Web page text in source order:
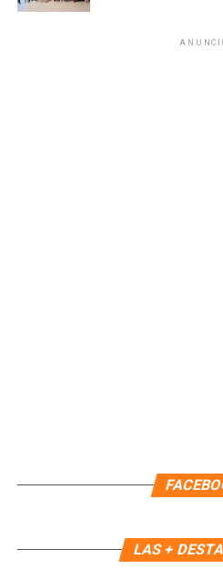
movimientos en Wall Street.
LAS +